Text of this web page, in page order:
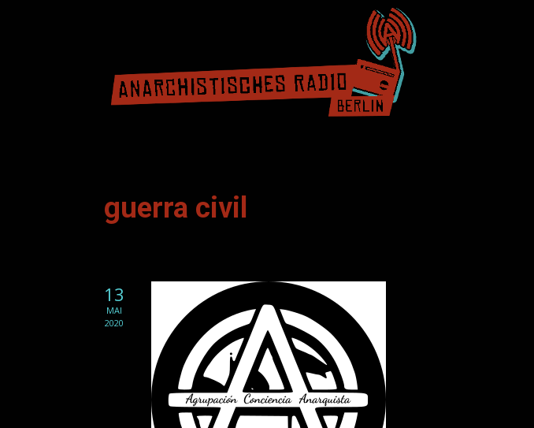
guerra civil
13
MAI
2020